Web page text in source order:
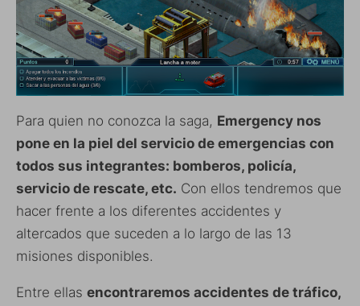
Para quien no conozca la saga, Emergency nos
pone en la piel del servicio de emergencias con
todos sus integrantes: bomberos, policía,
servicio de rescate, etc. Con ellos tendremos que
hacer frente a los diferentes accidentes y
altercados que suceden a lo largo de las 13
misiones disponibles.
Entre ellas encontraremos accidentes de tráfico,